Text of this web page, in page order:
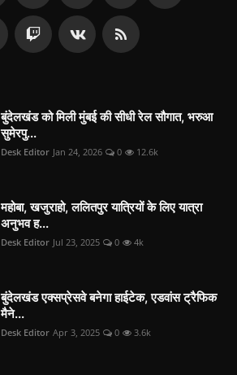
बुंदेलखंड को मिली मुंबई की सीधी रेल सौगात, भरुआ
सुमेरपु...
Desk Editor Jan 24, 2026 0 12.6k
महोबा, खजुराहो, ललितपुर यात्रियों के लिए यात्रा
अनुभव ह...
Desk Editor Jul 23, 2025 0 4k
बुंदेलखंड एक्सप्रेसवे बनेगा हाईटेक, एडवांस ट्रैफिक
मैने...
Desk Editor Apr 3, 2025 0 3.6k